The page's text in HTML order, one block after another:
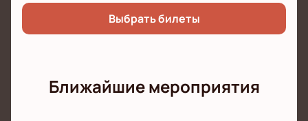
Выбрать билеты
Ближайшие мероприятия